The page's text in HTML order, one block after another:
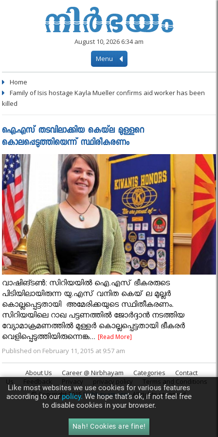
August 10, 2026 6:34 am
Menu
Home
Family of Isis hostage Kayla Mueller confirms aid worker has been
killed
ഐ.എസ് തടവിലാക്കിയ കെയ്‌ല മുള്ളറെ
കൊലപ്പെടുത്തിയെന്ന് സ്ഥിരീകരണം
വാഷിങ്ടൺ: സിറിയയില്‍ ഐ.എസ് ഭീകരരുടെ
പിടിയിലായിരുന്ന യു.എസ് വനിത കെയ് ല മുല്ലര്‍
കൊല്ലപ്പെട്ടതായി അമേരിക്കയുടെ സ്ഥിതീകരണം.
സിറിയയിലെ റാഖ പട്ടണത്തില്‍ ജോര്‍ദ്ദാന്‍ നടത്തിയ
വ്യോമാക്രമണത്തില്‍ മുള്ളര്‍ കൊല്ലപ്പെട്ടതായി ഭീകരര്‍
വെളിപ്പെടുത്തിയിരുന്നെങ്ക...[Read More]
Published on February 11, 2015 at 9:57 am
About Us Career @ Nirbhayam Categories
Contact
Us
Feedback Privacy privacy policy
Terms and Conditions
© Copyright 2015 Nirbhayam.com. All rights reserved.
Like most websites we use cookies for various features
according to ourpolicy.We hope that’s ok, if not feel free
to disable cookies in your browser.
Nah! Cookies are fine!